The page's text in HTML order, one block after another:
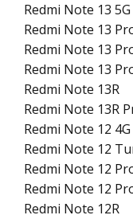
Redmi Note 13 5G
Redmi Note 13
Redmi Note 13
Redmi Note 13
Redmi Note 13R
Redmi Note 13R
Redmi Note 12 4G
Redmi Note 12
Redmi Note 12
Redmi Note 12
Redmi Note 12R